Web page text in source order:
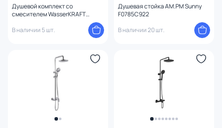
Душевой комплект со
смесителем WasserKRAFT
В наличии 5 шт.
Душевая стойка AM.PM Sunny
F0785C922
В наличии 20 шт.